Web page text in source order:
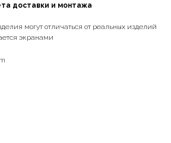
доставки и монтажа
могут отличаться от реальных изделий
экранами